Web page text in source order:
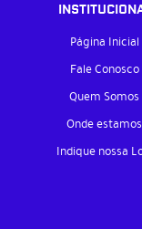
Página Inicial
Fale Conosco
Quem Somos
Onde estamos
Indique nossa